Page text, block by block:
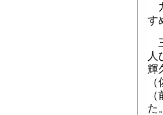
す
人
輝
た。